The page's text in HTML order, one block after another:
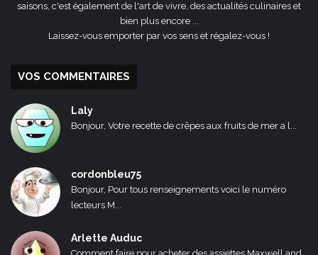
saisons, c'est également de l'art de vivre, des actualités culinaires et
bien plus encore ...
Laissez-vous emporter par vos sens et régalez-vous !
VOS COMMENTAIRES
Laly
Bonjour, Votre recette de crêpes aux fruits de mer a l...
cordonbleu75
Bonjour, Pour tous renseignements voici le numéro
lecteurs M...
Arlette Auduc